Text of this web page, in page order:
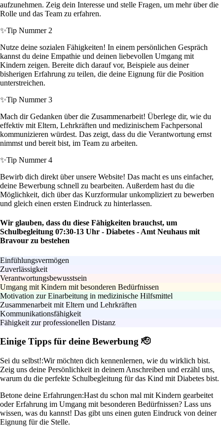
aufzunehmen. Zeig dein Interesse und stelle Fragen, um mehr über die
Rolle und das Team zu erfahren.
✨Tip Nummer 2
Nutze deine sozialen Fähigkeiten! In einem persönlichen Gespräch
kannst du deine Empathie und deinen liebevollen Umgang mit
Kindern zeigen. Bereite dich darauf vor, Beispiele aus deiner
bisherigen Erfahrung zu teilen, die deine Eignung für die Position
unterstreichen.
✨Tip Nummer 3
Mach dir Gedanken über die Zusammenarbeit! Überlege dir, wie du
effektiv mit Eltern, Lehrkräften und medizinischem Fachpersonal
kommunizieren würdest. Das zeigt, dass du die Verantwortung ernst
nimmst und bereit bist, im Team zu arbeiten.
✨Tip Nummer 4
Bewirb dich direkt über unsere Website! Das macht es uns einfacher,
deine Bewerbung schnell zu bearbeiten. Außerdem hast du die
Möglichkeit, dich über das Kurzformular unkompliziert zu bewerben
und gleich einen ersten Eindruck zu hinterlassen.
Wir glauben, dass du diese Fähigkeiten brauchst, um
Schulbegleitung 07:30-13 Uhr - Diabetes - Amt Neuhaus mit
Bravour zu bestehen
Einfühlungsvermögen
Zuverlässigkeit
Verantwortungsbewusstsein
Umgang mit Kindern mit besonderen Bedürfnissen
Motivation zur Einarbeitung in medizinische Hilfsmittel
Zusammenarbeit mit Eltern und Lehrkräften
Kommunikationsfähigkeit
Fähigkeit zur professionellen Distanz
Einige Tipps für deine Bewerbung 🫡
Sei du selbst!:Wir möchten dich kennenlernen, wie du wirklich bist.
Zeig uns deine Persönlichkeit in deinem Anschreiben und erzähl uns,
warum du die perfekte Schulbegleitung für das Kind mit Diabetes bist.
Betone deine Erfahrungen:Hast du schon mal mit Kindern gearbeitet
oder Erfahrung im Umgang mit besonderen Bedürfnissen? Lass uns
wissen, was du kannst! Das gibt uns einen guten Eindruck von deiner
Eignung für die Stelle.